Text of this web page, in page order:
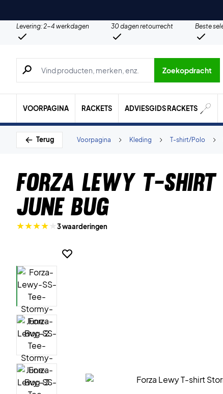
Levering: 2-4 werkdagen 30 dagen retourrecht
Beste
Zoeken naar producten, merken etc.
Zoekopdracht
VOORPAGINA RACKETS ADVIESGIDS RACKETS
Terug T-shirt/Polo
Kleding
Voorpagina
Forza Lewy T-shirt
June Bug
3 waarderingen